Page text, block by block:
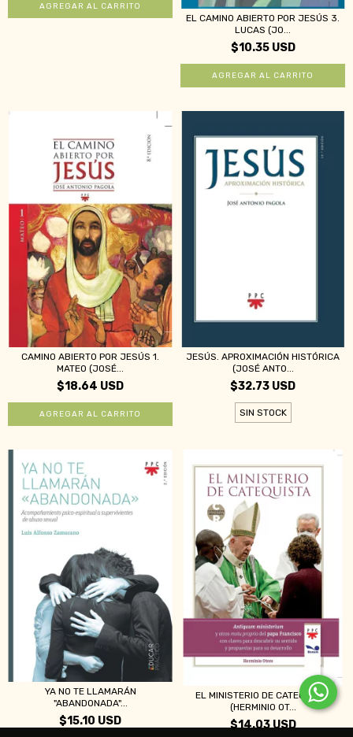
EL CAMINO ABIERTO POR JESÚS 3.
LUCAS (JO...
$10.35 USD
CAMINO ABIERTO POR JESÚS 1.
MATEO (JOSÉ...
$18.64 USD
JESÚS. APROXIMACIÓN HISTÓRICA
(JOSÉ ANTO...
$32.73 USD
SIN STOCK
YA NO TE LLAMARÁN
"ABANDONADA"...
$15.10 USD
EL MINISTERIO DE CATEQUISTA
(HERMINIO OT...
$14.03 USD